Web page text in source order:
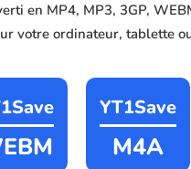
en MP4, MP3, 3GP,
votre ordinateur, tablette
YT1Save
M4A